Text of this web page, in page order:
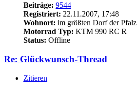
Beiträge: 9544
Registriert: 22.11.2007, 17:48
Wohnort: im größten Dorf der Pfalz
Motorrad Typ: KTM 990 RC R
Status: Offline
Re: Glückwunsch-Thread
Zitieren